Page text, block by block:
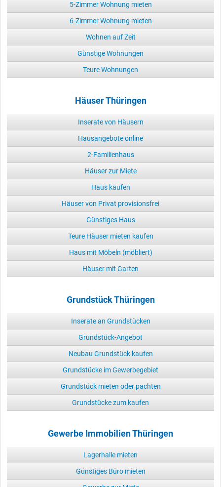
5-Zimmer Wohnung mieten
6-Zimmer Wohnung mieten
Wohnen auf Zeit
Günstige Wohnungen
Teure Wohnungen
Häuser Thüringen
Inserate von Häusern
Hausangebote online
2-Familienhaus
Häuser zur Miete
Haus kaufen
Häuser von Privat provisionsfrei
Günstiges Haus
Teure Häuser mieten kaufen
Haus mit Möbeln (möbliert)
Häuser mit Garten
Grundstück Thüringen
Inserate an Grundstücken
Grundstück-Angebot
Neubau Grundstück kaufen
Grundstücke im Gewerbegebiet
Grundstück mieten oder pachten
Grundstücke zum kaufen
Gewerbe Immobilien Thüringen
Lagerhalle mieten
Günstiges Büro mieten